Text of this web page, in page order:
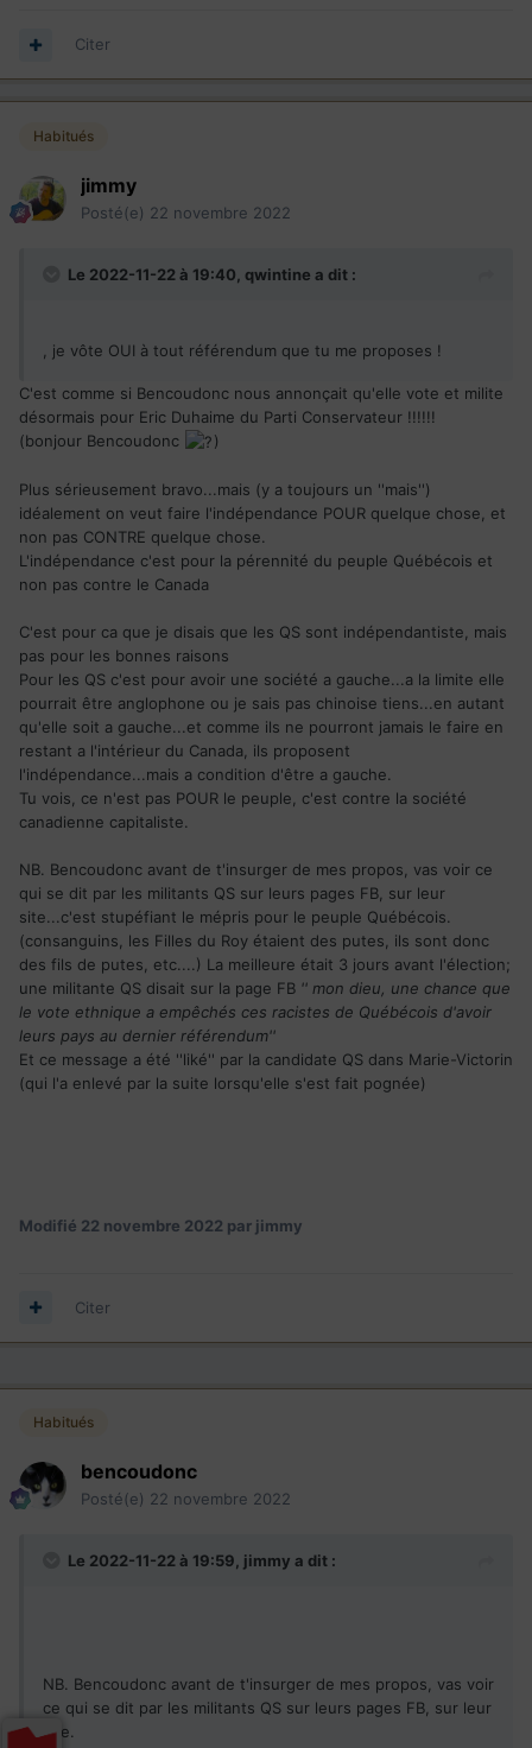
Citer
Habitués
jimmy
Posté(e) 22 novembre 2022
Le 2022-11-22 à 19:40, qwintine a dit :
, je vôte OUI à tout référendum que tu me proposes !
C'est comme si Bencoudonc nous annonçait qu'elle vote et milite
désormais pour Eric Duhaime du Parti Conservateur !!!!!!
(bonjour Bencoudonc
)
Plus sérieusement bravo...mais (y a toujours un ''mais'')
idéalement on veut faire l'indépendance POUR quelque chose, et
non pas CONTRE quelque chose.
L'indépendance c'est pour la pérennité du peuple Québécois et
non pas contre le Canada
C'est pour ca que je disais que les QS sont indépendantiste, mais
pas pour les bonnes raisons
Pour les QS c'est pour avoir une société a gauche...a la limite elle
pourrait être anglophone ou je sais pas chinoise tiens...en autant
qu'elle soit a gauche...et comme ils ne pourront jamais le faire en
restant a l'intérieur du Canada, ils proposent
l'indépendance...mais a condition d'être a gauche.
Tu vois, ce n'est pas POUR le peuple, c'est contre la société
canadienne capitaliste.
NB. Bencoudonc avant de t'insurger de mes propos, vas voir ce
qui se dit par les militants QS sur leurs pages FB, sur leur
site...c'est stupéfiant le mépris pour le peuple Québécois.
(consanguins, les Filles du Roy étaient des putes, ils sont donc
des fils de putes, etc....) La meilleure était 3 jours avant l'élection;
une militante QS disait sur la page FB '' mon dieu, une chance que
le vote ethnique a empêchés ces racistes de Québécois d'avoir
leurs pays au dernier référendum''
Et ce message a été ''liké'' par la candidate QS dans Marie-Victorin
(qui l'a enlevé par la suite lorsqu'elle s'est fait pognée)
Modifié 22 novembre 2022 par jimmy
Citer
Habitués
bencoudonc
Posté(e) 22 novembre 2022
Le 2022-11-22 à 19:59, jimmy a dit :
NB. Bencoudonc avant de t'insurger de mes propos, vas voir
ce qui se dit par les militants QS sur leurs pages FB, sur leur
site.